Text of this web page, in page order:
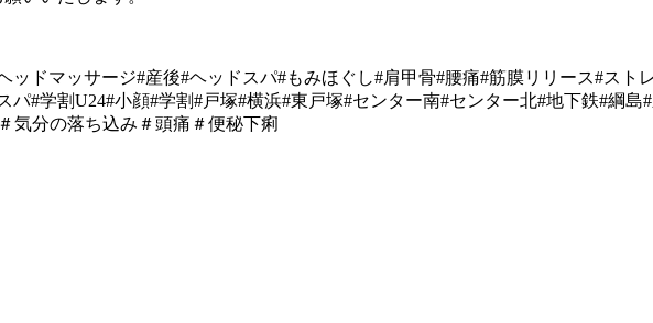
ドマッサージ#産後#ヘッドスパ#もみほぐし#肩甲骨#腰痛#筋膜リリース#スト
#学割U24#小顔#学割#戸塚#横浜#東戸塚#センター南#センター北#地下鉄#綱島
気分の落ち込み＃頭痛＃便秘下痢